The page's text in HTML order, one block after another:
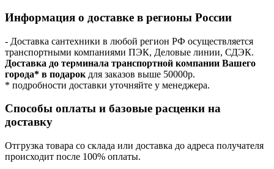
Информация о доставке в регионы России
- Доставка сантехники в любой регион РФ осуществляется
транспортными компаниями ПЭК, Деловые линии, СДЭК.
Доставка до терминала транспортной компании Вашего
города* в подарок для заказов выше 50000р.
* подробности доставки уточняйте у менеджера.
Способы оплаты и базовые расценки на
доставку
Отгрузка товара со склада или доставка до адреса получателя
происходит после 100% оплаты.